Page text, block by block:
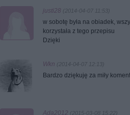
justi28 (2014-04-07 11:53)
w sobotę była na obiadek,
korzystała z tego przepisu
Dzięki
Wkn (2014-04-07 12:13)
Bardzo dziękuję za miły
Ada2012 (2015-03-08 15:22)